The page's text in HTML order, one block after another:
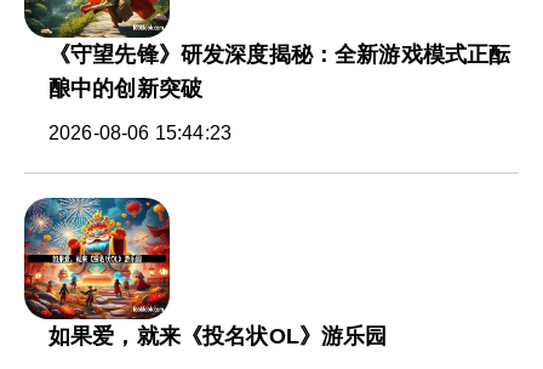
《守望先锋》研发深度揭秘：全新游戏模式正酝
酿中的创新突破
2026-08-06 15:44:23
如果爱，就来《投名状OL》游乐园